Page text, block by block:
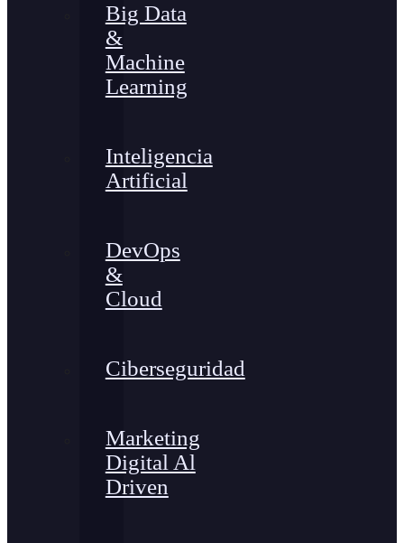
Big Data
&
Machine
Learning
Inteligencia
Artificial
DevOps
&
Cloud
Ciberseguridad
Marketing
Digital Al
Driven